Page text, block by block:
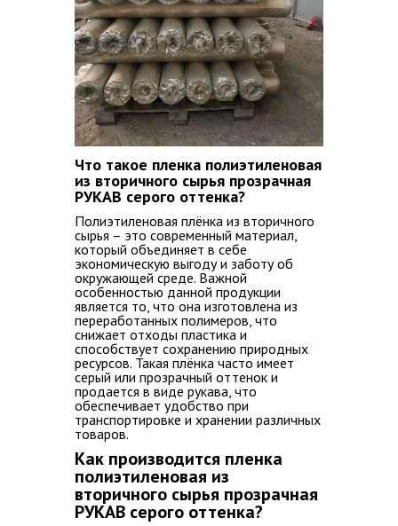
Что такое пленка полиэтиленовая
из вторичного сырья прозрачная
РУКАВ серого оттенка?
Полиэтиленовая плёнка из вторичного
сырья – это современный материал,
который объединяет в себе
экономическую выгоду и заботу об
окружающей среде. Важной
особенностью данной продукции
является то, что она изготовлена из
переработанных полимеров, что
снижает отходы пластика и
способствует сохранению природных
ресурсов. Такая плёнка часто имеет
серый или прозрачный оттенок и
продается в виде рукава, что
обеспечивает удобство при
транспортировке и хранении различных
товаров.
Как производится пленка
полиэтиленовая из
вторичного сырья прозрачная
РУКАВ серого оттенка?